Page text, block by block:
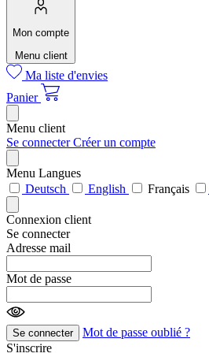
Mon compte
Menu client
Ma liste d'envies
Panier
Menu client
Se connecterCréer un compte
Menu Langues
Deutsch
English Français
Connexion client
Se connecter
Adresse mail
Mot de passe
Se connecter
Mot de passe oublié ?
S'inscrire